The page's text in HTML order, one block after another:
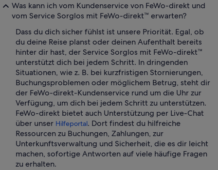
Was kann ich vom Kundenservice von FeWo-direkt und
vom Service Sorglos mit FeWo-direkt™ erwarten?
Dass du dich sicher fühlst ist unsere Priorität. Egal, ob
du deine Reise planst oder deinen Aufenthalt bereits
hinter dir hast, der Service Sorglos mit FeWo-direkt™
unterstützt dich bei jedem Schritt. In dringenden
Situationen, wie z. B. bei kurzfristigen Stornierungen,
Buchungsproblemen oder möglichem Betrug, steht dir
der FeWo-direkt-Kundenservice rund um die Uhr zur
Verfügung, um dich bei jedem Schritt zu unterstützen.
FeWo-direkt bietet auch Unterstützung per Live-Chat
über unser Hilfeportal. Dort findest du hilfreiche
Ressourcen zu Buchungen, Zahlungen, zur
Unterkunftsverwaltung und Sicherheit, die es dir leicht
machen, sofortige Antworten auf viele häufige Fragen
zu erhalten.